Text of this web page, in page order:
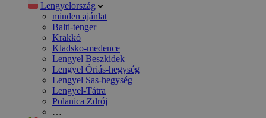
Lengyelország
minden ajánlat
Balti-tenger
Krakkó
Kladsko-medence
Lengyel Beszkidek
Lengyel Óriás-hegység
Lengyel Sas-hegység
Lengyel-Tátra
Polanica Zdrój
…